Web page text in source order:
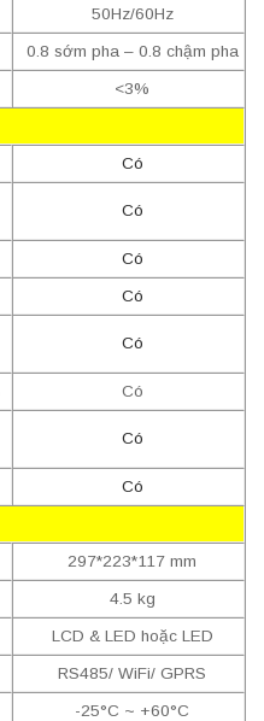
50Hz/60Hz
0.8 sớm pha – 0.8 chậm pha
<3%
Có
Có
Có
Có
Có
Có
Có
Có
297*223*117 mm
4.5 kg
LCD & LED hoặc LED
RS485/ WiFi/ GPRS
-25°C ~ +60°C